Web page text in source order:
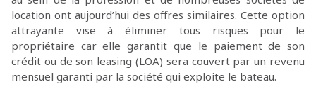
location ont aujourd’hui des offres similaires. Cette option
attrayante vise à éliminer tous risques pour le
propriétaire car elle garantit que le paiement de son
crédit ou de son leasing (LOA) sera couvert par un revenu
mensuel garanti par la société qui exploite le bateau.